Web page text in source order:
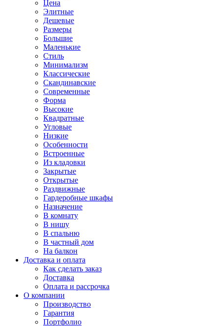
Цена
Элитные
Дешевые
Размеры
Большие
Маленькие
Стиль
Минимализм
Классические
Скандинавские
Современные
Форма
Высокие
Квадратные
Угловые
Низкие
Особенности
Встроенные
Из кладовки
Закрытые
Открытые
Раздвижные
Гардеробные шкафы
Назначение
В комнату
В нишу
В спальню
В частный дом
На балкон
Доставка и оплата
Как сделать заказ
Доставка
Оплата и рассрочка
О компании
Производство
Гарантия
Портфолио